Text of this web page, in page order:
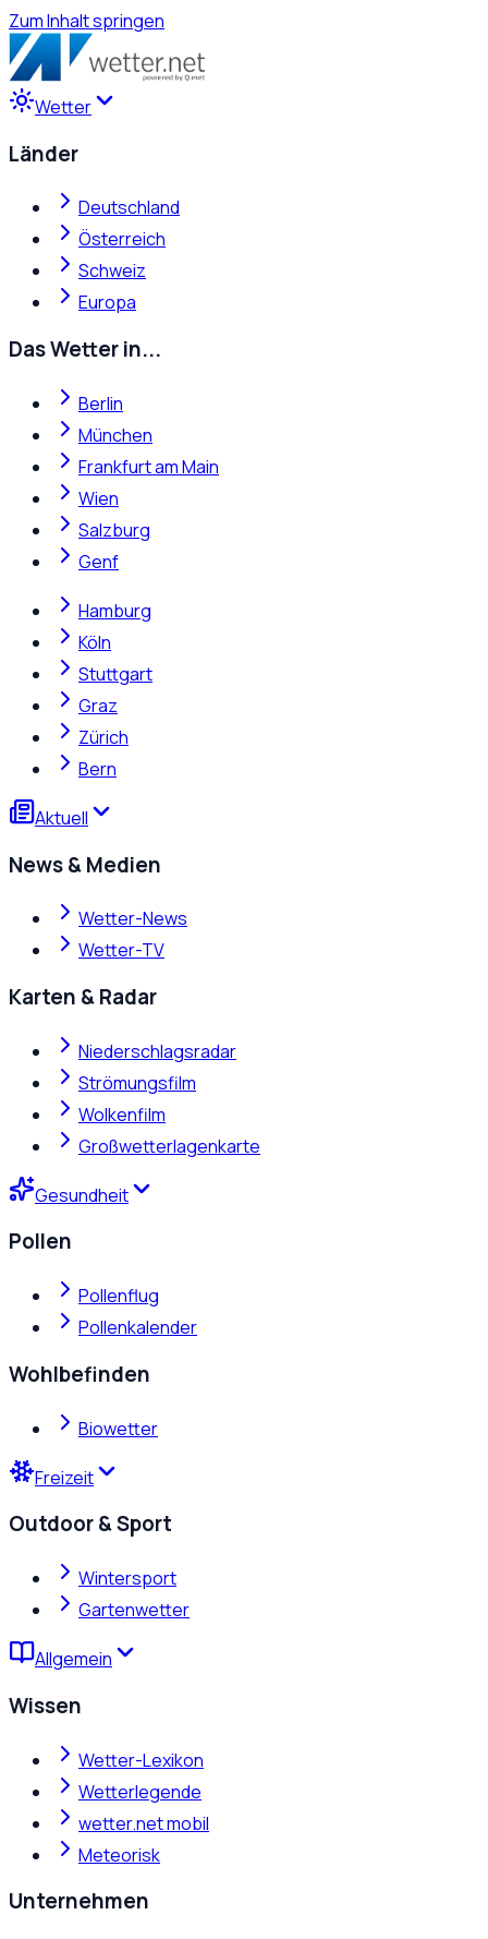
Zum Inhalt springen
Wetter
Länder
Deutschland
Österreich
Schweiz
Europa
Das Wetter in...
Berlin
München
Frankfurt am Main
Wien
Salzburg
Genf
Hamburg
Köln
Stuttgart
Graz
Zürich
Bern
Aktuell
News & Medien
Wetter-News
Wetter-TV
Karten & Radar
Niederschlagsradar
Strömungsfilm
Wolkenfilm
Großwetterlagenkarte
Gesundheit
Pollen
Pollenflug
Pollenkalender
Wohlbefinden
Biowetter
Freizeit
Outdoor & Sport
Wintersport
Gartenwetter
Allgemein
Wissen
Wetter-Lexikon
Wetterlegende
wetter.net mobil
Meteorisk
Unternehmen